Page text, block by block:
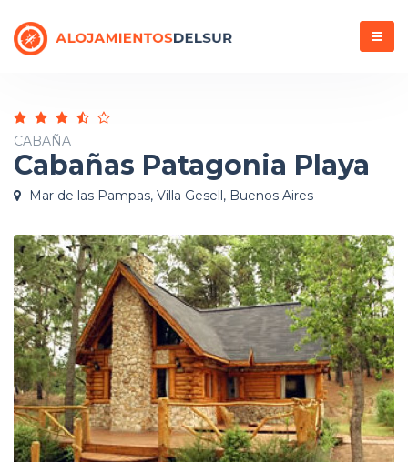
Menú
CABAÑA
Cabañas Patagonia Playa
Mar de las Pampas, Villa Gesell, Buenos Aires